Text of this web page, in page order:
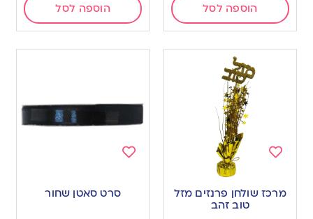
הוספה לסל הוספה לסל
to
wishlist
מרכז שולחן פרנזים מזל
טוב זהב
סרט סאטן שחור